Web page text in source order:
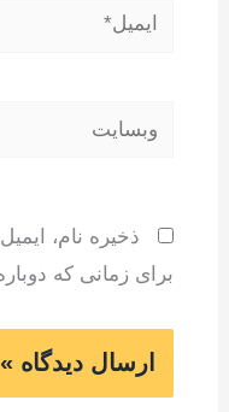
ایمیل*
وبسایت
ذخیره نام،
برای زمانی که